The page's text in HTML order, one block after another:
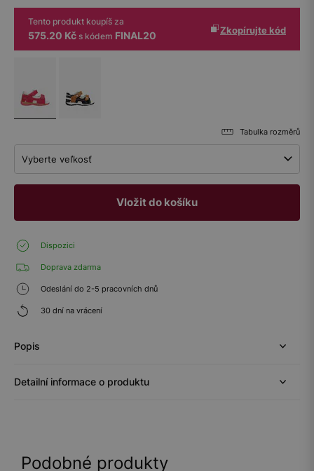
Tento produkt koupíš za
575.20 Kč s kódem FINAL20 Zkopírujte kód
Tabulka rozměrů
Vyberte veľkosť
Vložit do košíku
Dispozici
Doprava zdarma
Odeslání do 2-5 pracovních dnů
30 dní na vrácení
Popis
Detailní informace o produktu
Podobné produkty